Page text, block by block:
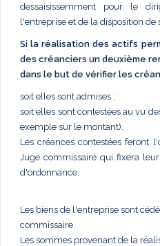
dessaisissemment pour le
l'entreprise et de la disposition de
Si la réalisation des actifs
des créanciers un deuxième
dans le but de vérifier les
soit elles sont admises ;
soit elles sont contestées au vu
exemple sur le montant).
Les créances contestées feront
Juge commissaire qui fixera
d'ordonnance.
Les biens de l'entreprise sont
commissaire.
Les sommes provenant de la